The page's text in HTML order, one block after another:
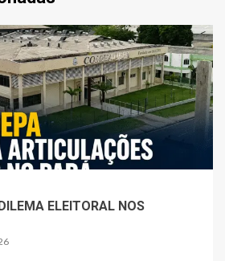
ELEITORAL NOS